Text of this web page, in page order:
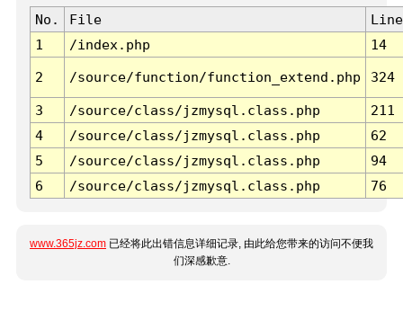
No. File
Line
1
/index.php 14
2 /source/function/function_extend.php 324
3 /source/class/jzmysql.class.php
211
4
/source/class/jzmysql.class.php
62
5
/source/class/jzmysql.class.php
94
6
/source/class/jzmysql.class.php 76
www.365jz.com 已经将此出错信息详细记录, 由此给您带来的访问不便我
们深感歉意.